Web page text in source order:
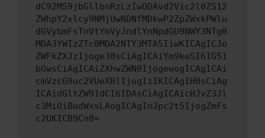
dC92MS9jbGllbnRzLzIwODAvd2Vic2l0ZS12
ZWhpY2xlcy9NMjUwNDNfMDkwP2ZpZWxkPWlu
dGVybmFsTnVtYmVyJndlYnNpdGU9NWY3NTg0
MDA3YWIzZTc0MDA2NTY3MTA5IiwKICAgICJo
ZWFkZXJzIjoge30sCiAgICAiYm9keSI6IG51
bGwsCiAgICAiZXhwZWN0IjogewogICAgICAi
cmVzcG9uc2VUeXBlIjogIiIKICAgIH0sCiAg
ICAidGltZW91dCI6IDAsCiAgICAicHJvZ3Jl
c3MiOiBudWxsLAogICAgInJpc2t5IjogZmFs
c2UKICB9Cn0=